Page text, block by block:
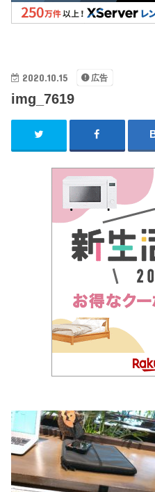
2020.10.15 広告
img_7619